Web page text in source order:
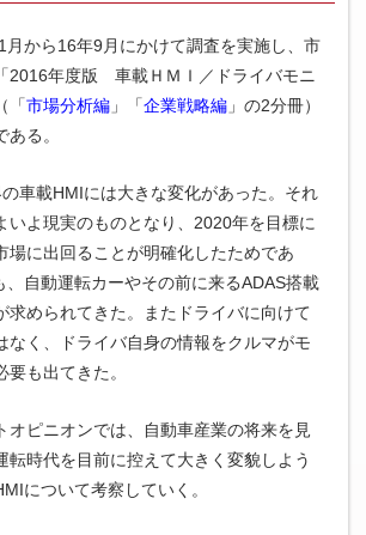
月から16年9月にかけて調査を実施し、市
2016年度版 車載ＨＭＩ／ドライバモニ
「市場分析編」「企業戦略編」の2分冊）
る。
車載HMIには大きな変化があった。それ
いよ現実のものとなり、2020年を目標に
場に出回ることが明確化したためであ
、自動運転カーやその前に来るADAS搭載
求められてきた。またドライバに向けて
なく、ドライバ自身の情報をクルマがモ
も出てきた。
オピニオンでは、自動車産業の将来を見
転時代を目前に控えて大きく変貌しよう
について考察していく。